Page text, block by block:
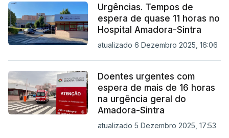
Urgências. Tempos de
espera de quase 11 horas no
Hospital Amadora-Sintra
atualizado 6 Dezembro 2025, 16:06
Doentes urgentes com
espera de mais de 16 horas
na urgência geral do
Amadora-Sintra
atualizado 5 Dezembro 2025, 17:53